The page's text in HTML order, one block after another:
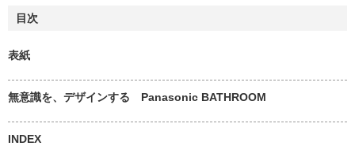
目次
表紙
無意識を、デザインする Panasonic BATHROOM
INDEX